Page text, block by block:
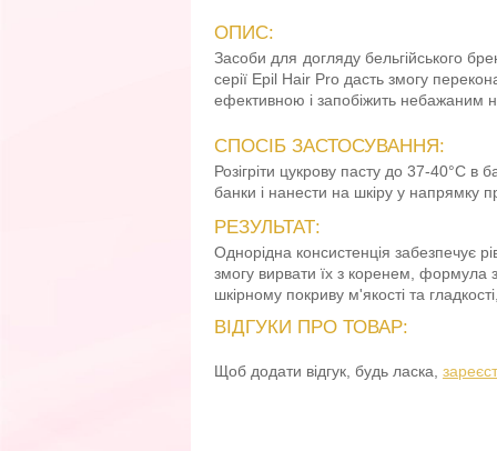
ОПИС:
Засоби для догляду бельгійського
серії Epil Hair Pro дасть змогу
ефективною і запобіжить небажаним
СПОСІБ ЗАСТОСУВАННЯ:
Розігріти цукрову пасту до 37-40°C в
банки і нанести на шкіру у напрямку
РЕЗУЛЬТАТ:
Однорідна консистенція забезпечує
змогу вирвати їх з коренем, формула
шкірному покриву м'якості та
ВІДГУКИ ПРО ТОВАР:
Щоб додати відгук, будь ласка,